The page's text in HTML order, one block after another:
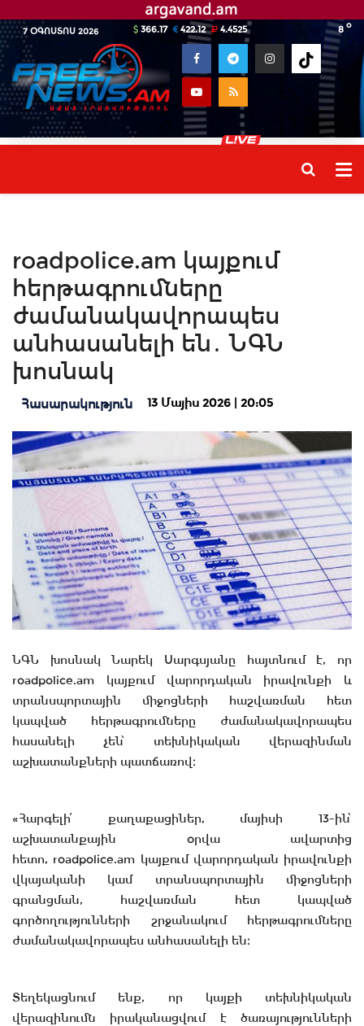
7 ՕԳՈՍՏՈՍ 2026 8 o
366.17 422.12 4.4525
roadpolice.am կայքում
հերթագրումները
ժամանակավորապես
անհասանելի են․ ՆԳՆ
խոսնակ
Հասարակություն 13 Մայիս 2026 | 20:05
ՆԳՆ խոսնակ Նարեկ Սարգսյանը հայտնում է, որ
roadpolice.am կայքում վարորդական իրավունքի և
տրանսպորտային միջոցների հաշվառման հետ
կապված հերթագրումները ժամանակավորապես
հասանելի չեն՝ տեխնիկական վերազինման
աշխատանքների պատճառով։
«Հարգելի՛ քաղաքացիներ, մայիսի 13-ին՝
աշխատանքային օրվա ավարտից
հետո, roadpolice.am կայքում վարորդական իրավունքի
վկայականի կամ տրանսպորտային միջոցների
գրանցման, հաշվառման հետ կապված
գործողությունների շրջանակում հերթագրումները
ժամանակավորապես անհասանելի են։
Տեղեկացնում ենք, որ կայքի տեխնիկական
վերազինումն իրականացվում է ծառայությունների